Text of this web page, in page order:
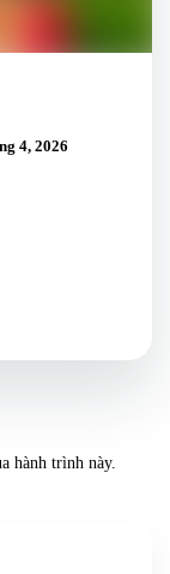
4, 2026
hành trình này.